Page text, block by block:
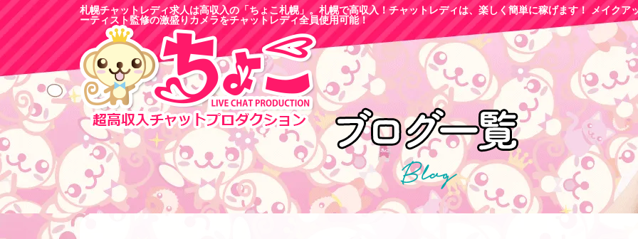
札幌チャットレディ求人は高収入の「ちょこ札幌」。札幌で高収入！チャットレディは、楽しく簡単に稼げます！ メイクア
ーティスト監修の激盛りカメラをチャットレディ全員使用可能！